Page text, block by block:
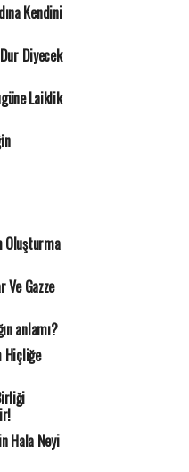
Kendini
Diyecek
Laiklik
Oluşturma
Gazze
anlamı?
Hiçliğe
Hala Neyi